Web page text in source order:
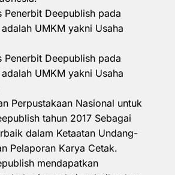
Penerbit Deepublish pada
UMKM yakni Usaha
Penerbit Deepublish pada
UMKM yakni Usaha
Perpustakaan Nasional untuk
tahun 2017 Sebagai
dalam Ketaatan Undang-
Pelaporan Karya Cetak.
mendapatkan